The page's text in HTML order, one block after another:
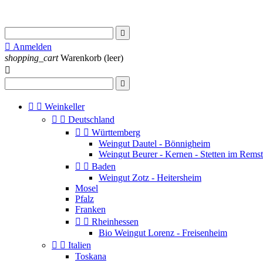

 Anmelden
shopping_cart Warenkorb (leer)


  Weinkeller
  Deutschland
  Württemberg
Weingut Dautel - Bönnigheim
Weingut Beurer - Kernen - Stetten im
  Baden
Weingut Zotz - Heitersheim
Mosel
Pfalz
Franken
  Rheinhessen
Bio Weingut Lorenz - Freisenheim
  Italien
Toskana